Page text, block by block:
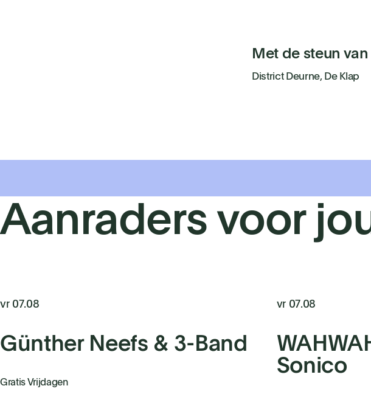
Met de steun van
District Deurne, De Klap
Aanraders voor
vr 07.08
Günther Neefs & 3-Band
Gratis Vrijdagen
vr 07.08
Sonico